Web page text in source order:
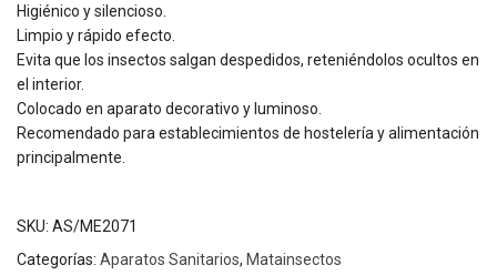
Higiénico y silencioso.
Limpio y rápido efecto.
Evita que los insectos salgan despedidos, reteniéndolos ocultos en
el interior.
Colocado en aparato decorativo y luminoso.
Recomendado para establecimientos de hostelería y alimentación
principalmente.
SKU: AS/ME2071
Categorías: Aparatos Sanitarios, Matainsectos